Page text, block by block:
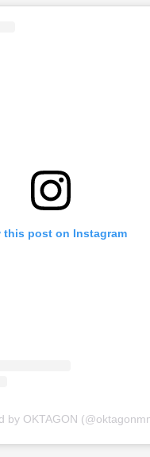
this post on Instagram
by OKTAGON